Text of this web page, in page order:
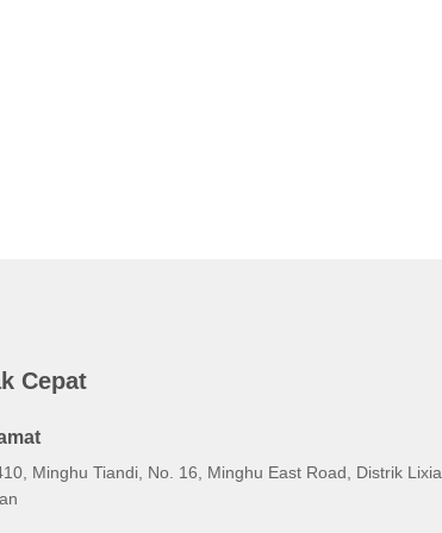
Cepat
Minghu Tiandi, No. 16, Minghu East Road, Distrik Lixia,